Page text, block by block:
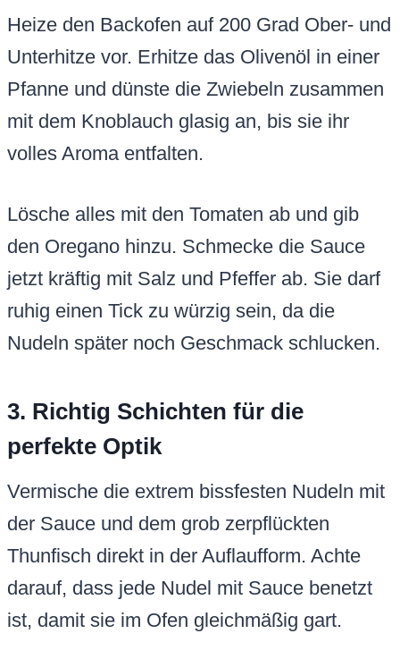
Heize den Backofen auf 200 Grad Ober- und
Unterhitze vor. Erhitze das Olivenöl in einer
Pfanne und dünste die Zwiebeln zusammen
mit dem Knoblauch glasig an, bis sie ihr
volles Aroma entfalten.
Lösche alles mit den Tomaten ab und gib
den Oregano hinzu. Schmecke die Sauce
jetzt kräftig mit Salz und Pfeffer ab. Sie darf
ruhig einen Tick zu würzig sein, da die
Nudeln später noch Geschmack schlucken.
3. Richtig Schichten für die
perfekte Optik
Vermische die extrem bissfesten Nudeln mit
der Sauce und dem grob zerpflückten
Thunfisch direkt in der Auflaufform. Achte
darauf, dass jede Nudel mit Sauce benetzt
ist, damit sie im Ofen gleichmäßig gart.